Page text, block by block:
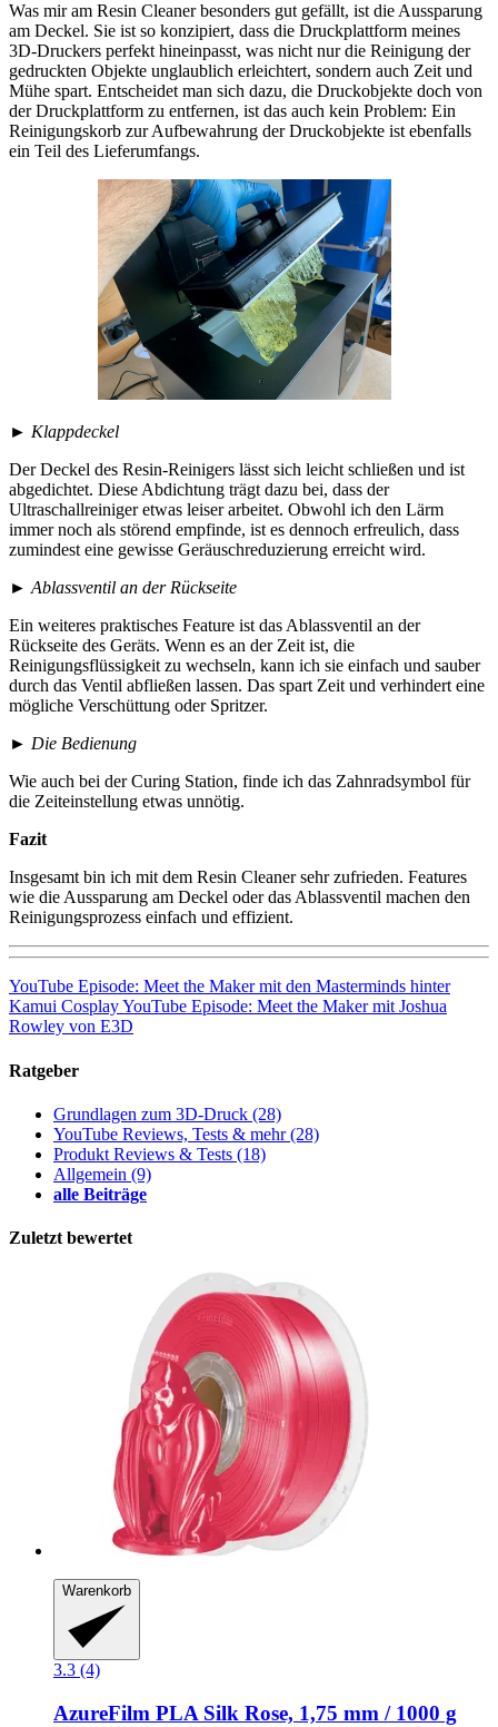
Was mir am Resin Cleaner besonders gut gefällt, ist die Aussparung
am Deckel. Sie ist so konzipiert, dass die Druckplattform meines
3D-Druckers perfekt hineinpasst, was nicht nur die Reinigung der
gedruckten Objekte unglaublich erleichtert, sondern auch Zeit und
Mühe spart. Entscheidet man sich dazu, die Druckobjekte doch von
der Druckplattform zu entfernen, ist das auch kein Problem: Ein
Reinigungskorb zur Aufbewahrung der Druckobjekte ist ebenfalls
ein Teil des Lieferumfangs.
► Klappdeckel
Der Deckel des Resin-Reinigers lässt sich leicht schließen und ist
abgedichtet. Diese Abdichtung trägt dazu bei, dass der
Ultraschallreiniger etwas leiser arbeitet. Obwohl ich den Lärm
immer noch als störend empfinde, ist es dennoch erfreulich, dass
zumindest eine gewisse Geräuschreduzierung erreicht wird.
► Ablassventil an der Rückseite
Ein weiteres praktisches Feature ist das Ablassventil an der
Rückseite des Geräts. Wenn es an der Zeit ist, die
Reinigungsflüssigkeit zu wechseln, kann ich sie einfach und sauber
durch das Ventil abfließen lassen. Das spart Zeit und verhindert eine
mögliche Verschüttung oder Spritzer.
► Die Bedienung
Wie auch bei der Curing Station, finde ich das Zahnradsymbol für
die Zeiteinstellung etwas unnötig.
Fazit
Insgesamt bin ich mit dem Resin Cleaner sehr zufrieden. Features
wie die Aussparung am Deckel oder das Ablassventil machen den
Reinigungsprozess einfach und effizient.
YouTube Episode: Meet the Maker mit den Masterminds hinter
Kamui CosplayYouTube Episode: Meet the Maker mit Joshua
Rowley von E3D
Ratgeber
Grundlagen zum 3D-Druck (28)
YouTube Reviews, Tests & mehr(28)
Produkt Reviews & Tests (18)
Allgemein (9)
alle Beiträge
Zuletzt bewertet
Warenkorb
3.3 (4)
AzureFilm PLA Silk Rose, 1,75 mm / 1000 g